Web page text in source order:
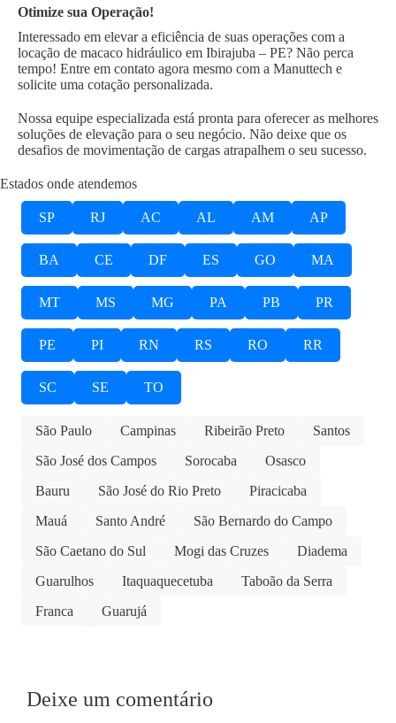
Otimize sua Operação!
Interessado em elevar a eficiência de suas operações com a
locação de macaco hidráulico em Ibirajuba – PE? Não perca
tempo! Entre em contato agora mesmo com a Manuttech e
solicite uma cotação personalizada.
Nossa equipe especializada está pronta para oferecer as melhores
soluções de elevação para o seu negócio. Não deixe que os
desafios de movimentação de cargas atrapalhem o seu sucesso.
Estados onde atendemos
SP RJ AC AL AM AP
BA CE DF ES GO MA
MT MS MG PA PB PR
PE PI RN RS RO RR
SC SE TO
São Paulo Campinas Ribeirão Preto
Santos
São José dos Campos
Sorocaba
Osasco
Bauru
São José do Rio Preto
Piracicaba
Mauá
Santo André
São Bernardo do Campo
São Caetano do Sul
Mogi das Cruzes
Diadema
Guarulhos
Itaquaquecetuba
Taboão da Serra
Franca
Guarujá
Deixe um comentário